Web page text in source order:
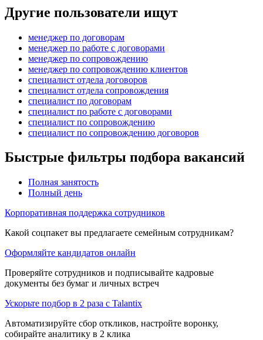
Другие пользователи ищут
менеджер по договорам
менеджер по работе с договорами
менеджер по сопровождению
менеджер по сопровождению клиентов
специалист отдела договоров
специалист отдела сопровождения
специалист по договорам
специалист по работе с договорами
специалист по сопровождению
специалист по сопровождению договоров
Быстрые фильтры подбора вакансий
Полная занятость
Полный день
Корпоративная поддержка сотрудников
Какой соцпакет вы предлагаете семейным сотрудникам?
Оформляйте кандидатов онлайн
Проверяйте сотрудников и подписывайте кадровые
документы без бумаг и личных встреч
Ускорьте подбор в 2 раза с Talantix
Автоматизируйте сбор откликов, настройте воронку,
собирайте аналитику в 2 клика